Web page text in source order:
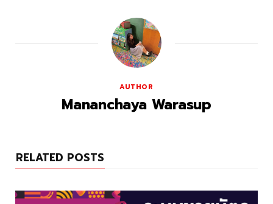
AUTHOR
Mananchaya Warasup
RELATED POSTS